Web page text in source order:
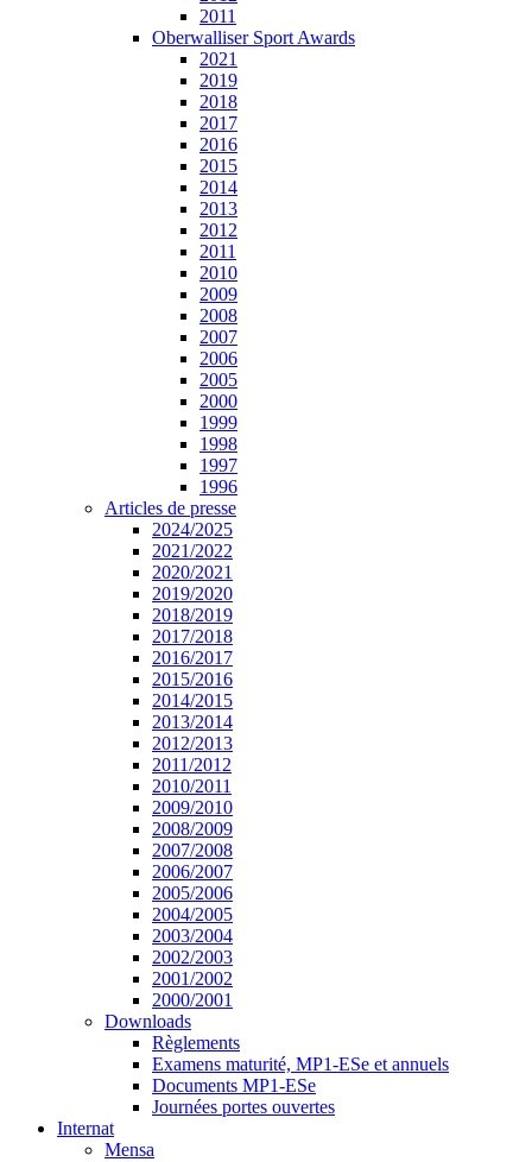
2011
Oberwalliser Sport Awards
2021
2019
2018
2017
2016
2015
2014
2013
2012
2011
2010
2009
2008
2007
2006
2005
2000
1999
1998
1997
1996
Articles de presse
2024/2025
2021/2022
2020/2021
2019/2020
2018/2019
2017/2018
2016/2017
2015/2016
2014/2015
2013/2014
2012/2013
2011/2012
2010/2011
2009/2010
2008/2009
2007/2008
2006/2007
2005/2006
2004/2005
2003/2004
2002/2003
2001/2002
2000/2001
Downloads
Règlements
Examens maturité, MP1-ESe et annuels
Documents MP1-ESe
Journées portes ouvertes
Internat
Mensa